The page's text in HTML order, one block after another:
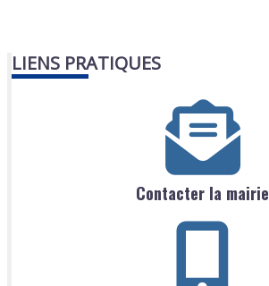
LIENS PRATIQUES
Contacter la mairie